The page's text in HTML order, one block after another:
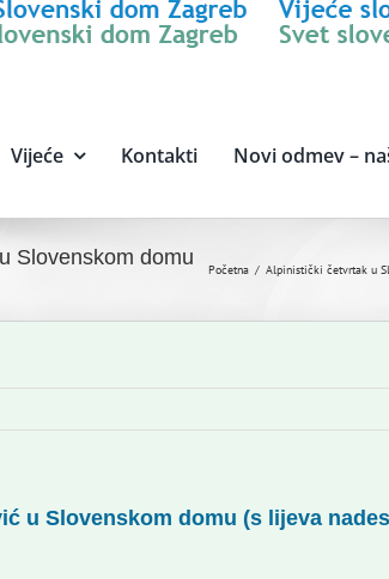
Vijeće Kontakti Novi odmev –
Slovenskom domu
Početna Alpinistički četvrtak u
u Slovenskom domu (s lijeva